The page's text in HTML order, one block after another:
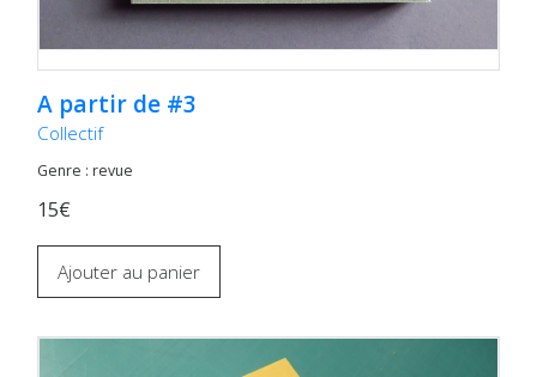
A partir de #3
Collectif
Genre : revue
15€
Ajouter au panier